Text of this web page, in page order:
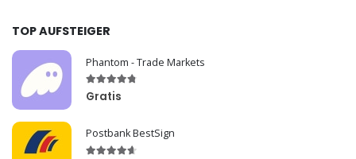
TOP AUFSTEIGER
Phantom - Trade Markets
Gratis
Postbank BestSign